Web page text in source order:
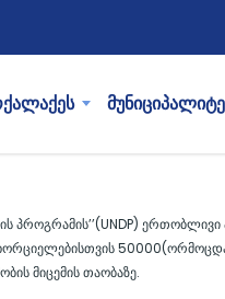
პროგრამის’’(UNDP)
მიცემის თაობაზე.